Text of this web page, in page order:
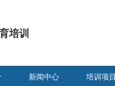
培训
新闻中心 培训项目